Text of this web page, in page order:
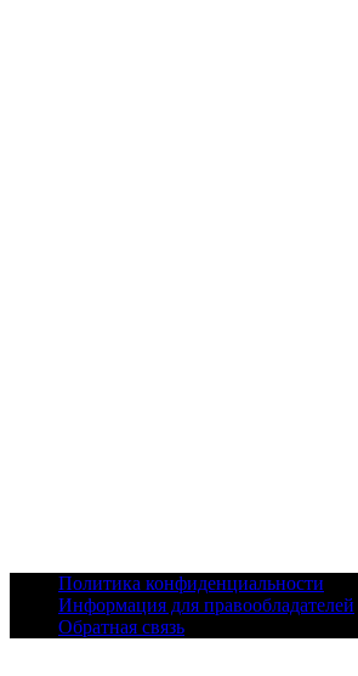
content
Политика конфиденциальности
Информация для правообладателей
Обратная связь